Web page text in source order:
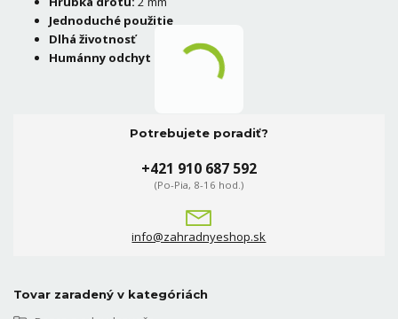
Jednoduché použitie
Dlhá životnosť
Humánny odchyt
Potrebujete poradiť?
+421 910 687 592
(Po-Pia, 8-16 hod.)
info@zahradnyeshop.sk
Tovar zaradený v kategóriách